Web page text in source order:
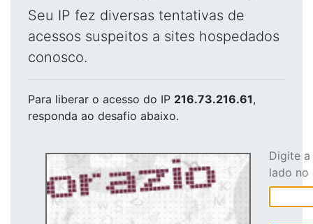
Seu IP fez diversas tentativas de
acessos suspeitos a sites hospedados
conosco.
Para liberar o acesso do IP 216.73.216.61,
responda ao desafio abaixo.
Digite
lado no